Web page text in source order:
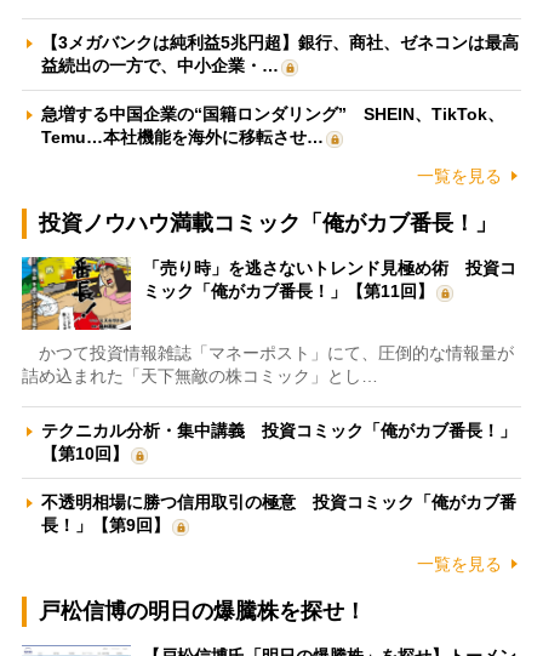
【3メガバンクは純利益5兆円超】銀行、商社、ゼネコンは最高
益続出の一方で、中小企業・…
急増する中国企業の“国籍ロンダリング” SHEIN、TikTok、
Temu…本社機能を海外に移転させ…
一覧を見る
投資ノウハウ満載コミック「俺がカブ番長！」
「売り時」を逃さないトレンド見極め術 投資コ
ミック「俺がカブ番長！」【第11回】
かつて投資情報雑誌「マネーポスト」にて、圧倒的な情報量が
詰め込まれた「天下無敵の株コミック」とし…
テクニカル分析・集中講義 投資コミック「俺がカブ番長！」
【第10回】
不透明相場に勝つ信用取引の極意 投資コミック「俺がカブ番
長！」【第9回】
一覧を見る
戸松信博の明日の爆騰株を探せ！